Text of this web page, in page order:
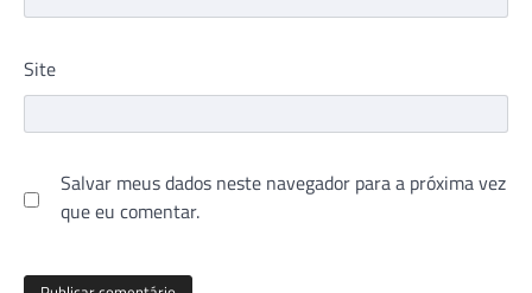
Site
Salvar meus dados neste navegador para a próxima vez
que eu comentar.